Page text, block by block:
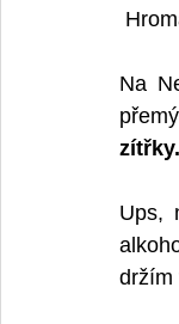
Na
zítřky.
Ups,
držím